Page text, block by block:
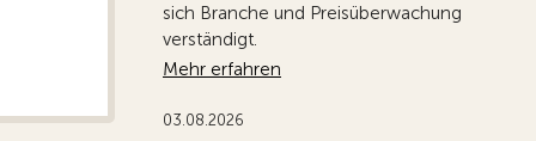
sich Branche und Preisüberwachung
verständigt.
Mehr erfahren
03.08.2026